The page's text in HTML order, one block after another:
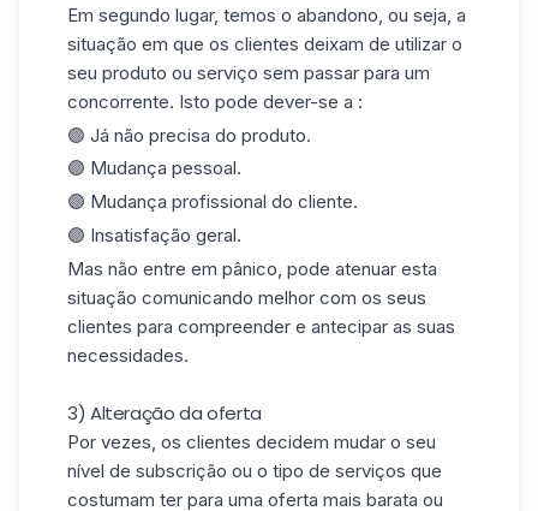
Em segundo lugar, temos o abandono, ou seja, a
situação em que os clientes deixam de utilizar o
seu produto ou serviço sem passar para um
concorrente. Isto pode dever-se a :
🟣 Já não precisa do produto.
🟣 Mudança pessoal.
🟣 Mudança profissional do cliente.
🟣 Insatisfação geral.
Mas não entre em pânico, pode atenuar esta
situação comunicando melhor com os seus
clientes para compreender e antecipar as suas
necessidades.
3) Alteração da oferta
Por vezes, os clientes decidem mudar o seu
nível de subscrição ou o tipo de serviços que
costumam ter para uma oferta mais barata ou